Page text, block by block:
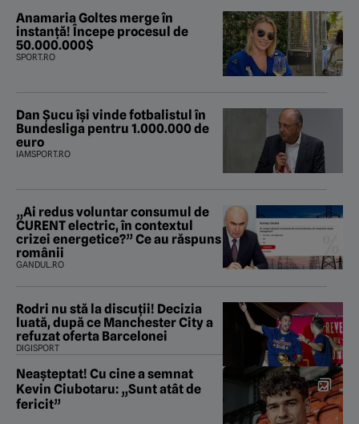
Anamaria Goltes merge în
instanță! Începe procesul de
50.000.000$
SPORT.RO
Dan Șucu își vinde fotbalistul în
Bundesliga pentru 1.000.000 de
euro
IAMSPORT.RO
„Ai redus voluntar consumul de
CURENT electric, în contextul
crizei energetice?” Ce au răspuns
românii
GANDUL.RO
Rodri nu stă la discuții! Decizia
luată, după ce Manchester City a
refuzat oferta Barcelonei
DIGISPORT
Neașteptat! Cu cine a semnat
Kevin Ciubotaru: „Sunt atât de
fericit”